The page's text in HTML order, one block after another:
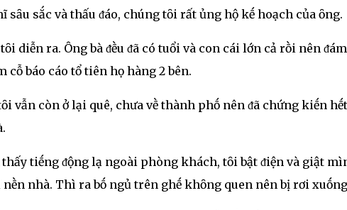
sắc và thấu ᵭáo, chúng tȏi rất ủng hộ kḗ hoạch của ȏng.
diễn ra. Ông bà ᵭḕu ᵭã có tuổi và con cái lớn cả rṑi nên ᵭám
cỗ báo cáo tổ tiên họ hàng 2 bên.
vẫn còn ở lại quê, chưa vḕ thành phṓ nên ᵭã chứng kiḗn hḗt
thấy tiḗng ᵭộng lạ ngoài phòng khách, tȏi bật ᵭiện và giật
nhà. Thì ra bṓ ngủ trên ghḗ khȏng quen nên bị rơi